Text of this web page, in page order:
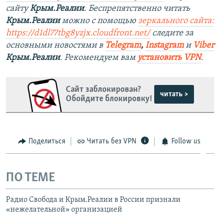
сайтуКрым.Реалии. Беспрепятственно читать
Крым.Реалииможно с помощью зеркального сайта:
https://d1dl77tbg8yzjx.cloudfront.net/следите за
основными новостями в Telegram, Instagramи Viber
Крым.Реалии. Рекомендуем вам установить VPN.
Сайт заблокирован?
Обойдите блокировку!
читать >
Поделиться Читать без VPN Follow us
ПО ТЕМЕ
Радио Свобода и Крым.Реалии в России признали
«нежелательной» организацией